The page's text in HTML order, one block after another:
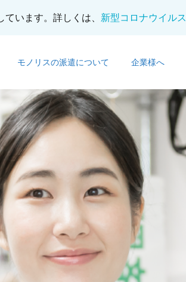
います。詳しくは、 新型コロナウイル
モノリスの派遣について 企業様へ